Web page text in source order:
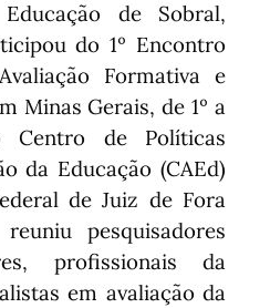
de Sobral,
do 1º Encontro
Formativa e
Minas Gerais, de 1º a
de Políticas
da Educação (CAEd)
de Juiz de Fora
pesquisadores
profissionais da
em avaliação da